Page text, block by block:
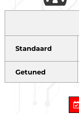
Standaard
Getuned